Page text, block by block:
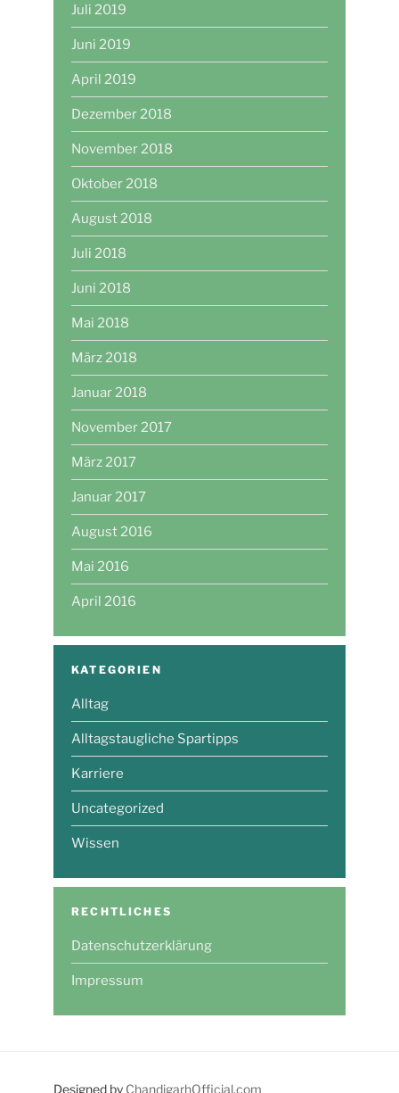
Juli 2019
Juni 2019
April 2019
Dezember 2018
November 2018
Oktober 2018
August 2018
Juli 2018
Juni 2018
Mai 2018
März 2018
Januar 2018
November 2017
März 2017
Januar 2017
August 2016
Mai 2016
April 2016
KATEGORIEN
Alltag
Alltagstaugliche Spartipps
Karriere
Uncategorized
Wissen
RECHTLICHES
Datenschutzerklärung
Impressum
Designed by ChandigarhOfficial.com